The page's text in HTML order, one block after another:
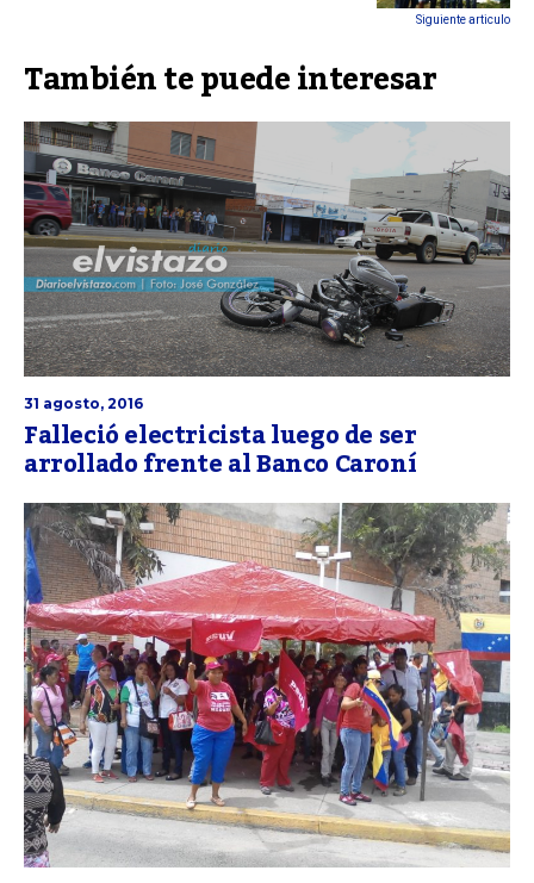
Siguiente articulo
También te puede interesar
31 agosto, 2016
Falleció electricista luego de ser
arrollado frente al Banco Caroní